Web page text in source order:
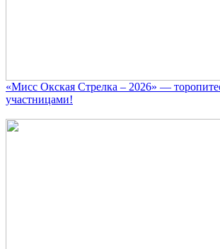
«Мисс Окская Стрелка – 2026» —
участницами!